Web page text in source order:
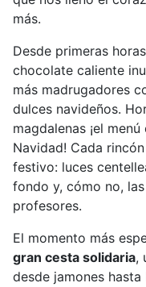
más.
Desde primeras
chocolate caliente
más madrugadores
dulces navideños.
magdalenas ¡el
Navidad! Cada
festivo: luces
fondo y, cómo no,
profesores.
El momento más
gran cesta solidaria,
desde jamones